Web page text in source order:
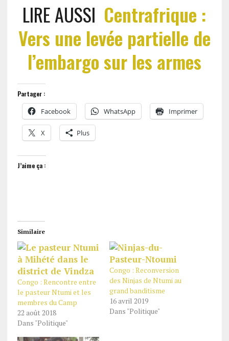
LIRE AUSSI Centrafrique :
Vers une levée partielle de
l’embargo sur les armes
Partager :
Facebook WhatsApp Imprimer
X Plus
J’aime ça :
Similaire
Congo : Rencontre entre
le pasteur Ntumi et les
membres du Camp
22 août 2018
Dans "Politique"
Congo : Reconversion
des Ninjas de Ntumi au
grand banditisme
16 avril 2019
Dans "Politique"